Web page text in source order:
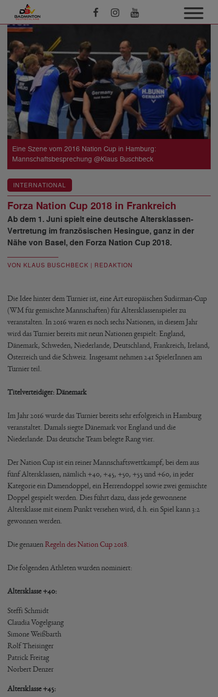
Eine Szene vom 2016 Nation Cup in Hamburg:
Mannschaftsbesprechung @Klaus Buschbeck
INTERNATIONAL
Forza Nation Cup 2018 in Frankreich
Ab dem 1. Juni spielt eine deutsche Altersklassen-
Vertretung im französischen Hesingue, ganz in der
Nähe von Basel, den Forza Nation Cup 2018.
VON KLAUS BUSCHBECK | REDAKTION
Die Idee hinter dem Turnier ist, eine Art europäischen Sudirman-Cup
(WM für gemischte Mannschaften) für Altersklassenspieler zu
veranstalten. In 2016 waren es noch sechs Nationen, in diesem Jahr
wird das Turnier bereits mit neun Nationen gespielt: England,
Dänemark, Schweden, Niederlande, Deutschland, Frankreich, Ireland,
Österreich und die Schweiz. Insgesamt nehmen 241 SpielerInnen am
Turnier teil.
Titelverteidiger: Dänemark
Im Jahr 2016 wurde das Turnier bereits sehr erfolgreich in Hamburg
veranstaltet. Damals siegte Dänemark vor England und die
Niederlande. Das deutsche Team belegte Rang vier.
Der Nation Cup ist ein reiner Mannschaftswettkampf, bei dem aus
fünf Altersklassen, nämlich +40, +45, +50, +55 und +60, in jeder
Kategorie ein Damendoppel, ein Herrendoppel sowie zwei gemischte
Doppel gespielt werden. Dies führt dazu, dass jede gewonnene
Altersklasse mit einem Punkt versehen wird, d.h. ein Spiel kann 3:2
gewonnen werden.
Die genauen Regeln des Nation Cup 2018
Die folgenden Athleten wurden nominiert:
Altersklasse +40:
Steffi Schmidt
Claudia Vogelgsang
Simone Weißbarth
Rolf Theisinger
Patrick Freitag
Norbert Denzer
Altersklasse +45: